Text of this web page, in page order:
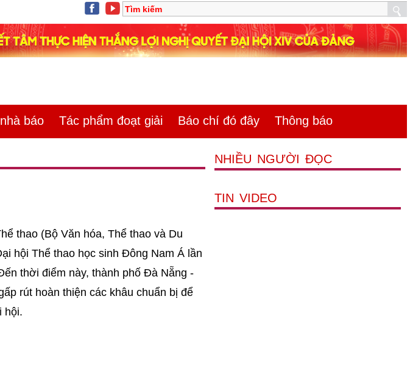
báo Tác phẩm đoạt giải Báo chí đó đây Thông báo
thao (Bộ Văn hóa, Thể thao và Du
hội Thể thao học sinh Đông Nam Á lần
thời điểm này, thành phố Đà Nẵng -
rút hoàn thiện các khâu chuẩn bị để
hội.
NHIỀU NGƯỜI ĐỌC
TIN VIDEO